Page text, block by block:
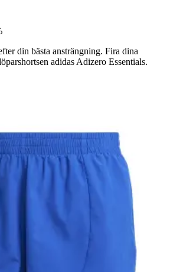
din bästa ansträngning. Fira dina
adidas Adizero Essentials.